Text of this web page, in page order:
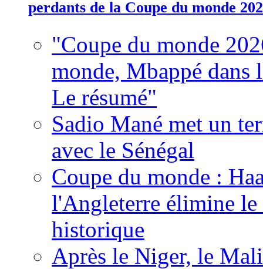
perdants de la Coupe du monde
"Coupe du monde
monde, Mbappé dans
Le résumé"
Sadio Mané met un
avec le Sénégal
Coupe du monde :
l'Angleterre élimine
historique
Après le Niger, le